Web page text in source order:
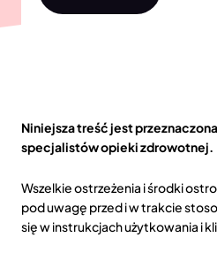
Niniejsza treść jest
specjalistów opieki zdrowotnej.
Wszelkie ostrzeżenia i środki
pod uwagę przed i w trakcie
się w instrukcjach użytkowania i